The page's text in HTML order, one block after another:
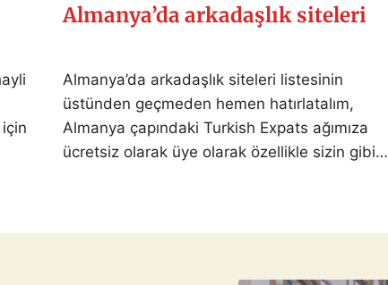
Almanya’da arkadaşlık siteleri
Almanya’da arkadaşlık siteleri listesinin
üstünden geçmeden hemen hatırlatalım,
Almanya çapındaki Turkish Expats ağımıza
ücretsiz olarak üye olarak özellikle sizin gibi…